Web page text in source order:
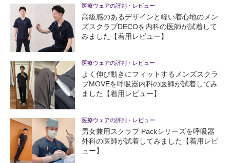
医療ウェアの評判・レビュー
高級感のあるデザインと軽い着心地のメン
ズスクラブDECOを内科の医師が試着して
みました【着用レビュー】
医療ウェアの評判・レビュー
よく伸び動きにフィットするメンズスクラ
ブMOVEを呼吸器内科の医師が試着してみ
ました【着用レビュー】
医療ウェアの評判・レビュー
男女兼用スクラブ Packシリーズを呼吸器
外科の医師が試着してみました【着用レビ
ュー】